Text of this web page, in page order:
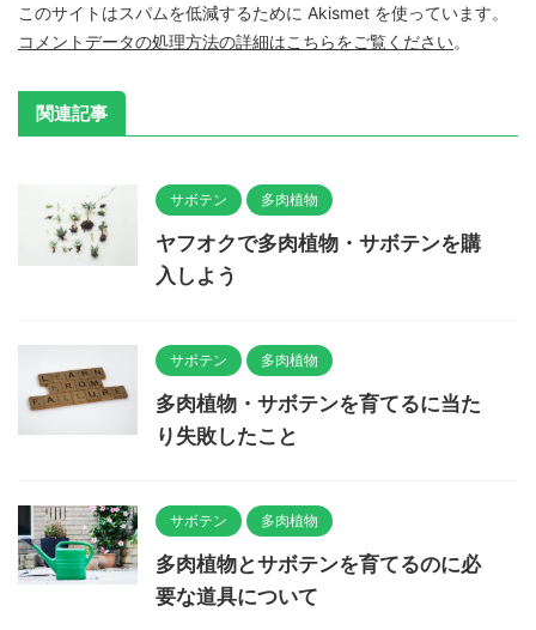
このサイトはスパムを低減するために Akismet を使っています。
コメントデータの処理方法の詳細はこちらをご覧ください。
関連記事
サボテン 多肉植物
ヤフオクで多肉植物・サボテンを購
入しよう
サボテン 多肉植物
多肉植物・サボテンを育てるに当た
り失敗したこと
サボテン 多肉植物
多肉植物とサボテンを育てるのに必
要な道具について